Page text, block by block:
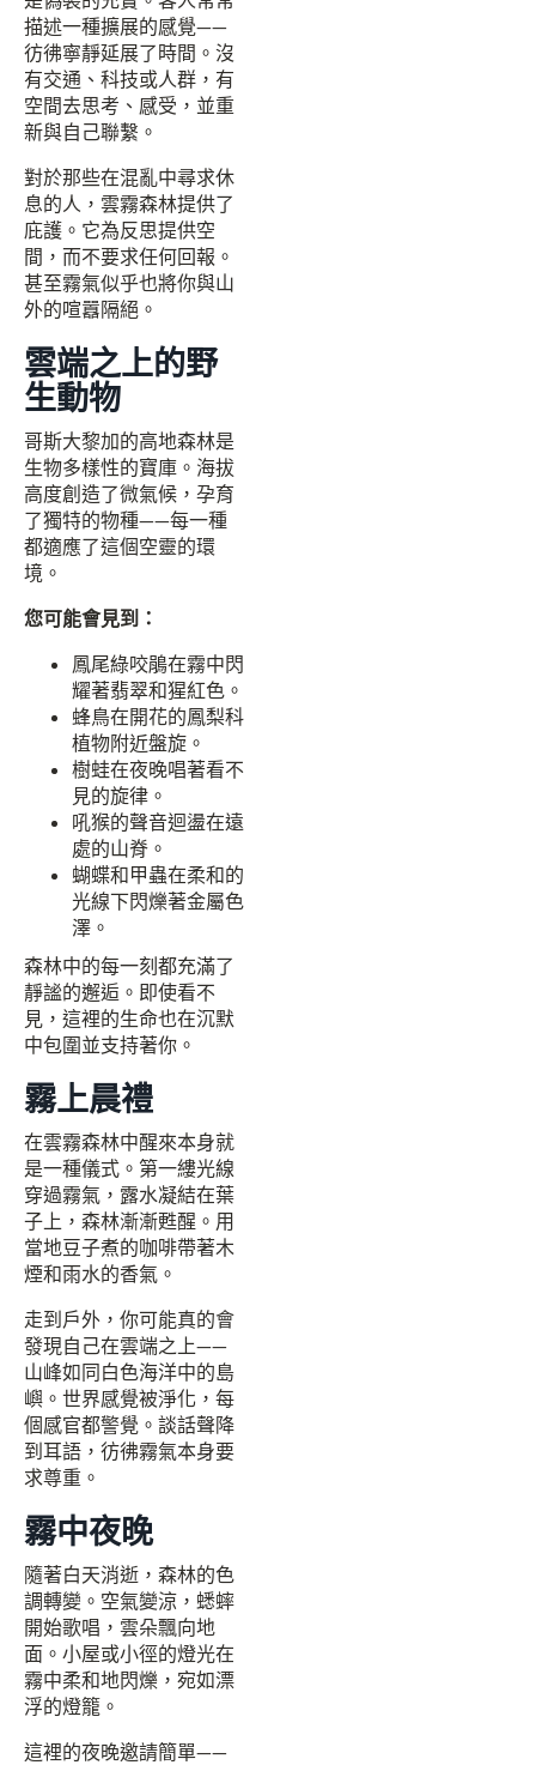
描述一種擴展的感覺——
彷彿寧靜延展了時間。沒
有交通、科技或人群，有
空間去思考、感受，並重
新與自己聯繫。
對於那些在混亂中尋求休
息的人，雲霧森林提供了
庇護。它為反思提供空
間，而不要求任何回報。
甚至霧氣似乎也將你與山
外的喧囂隔絕。
雲端之上的野
生動物
哥斯大黎加的高地森林是
生物多樣性的寶庫。海拔
高度創造了微氣候，孕育
了獨特的物種——每一種
都適應了這個空靈的環
境。
您可能會見到：
鳳尾綠咬鵑在霧中閃
耀著翡翠和猩紅色。
蜂鳥在開花的鳳梨科
植物附近盤旋。
樹蛙在夜晚唱著看不
見的旋律。
吼猴的聲音迴盪在遠
處的山脊。
蝴蝶和甲蟲在柔和的
光線下閃爍著金屬色
澤。
森林中的每一刻都充滿了
靜謐的邂逅。即使看不
見，這裡的生命也在沉默
中包圍並支持著你。
霧上晨禮
在雲霧森林中醒來本身就
是一種儀式。第一縷光線
穿過霧氣，露水凝結在葉
子上，森林漸漸甦醒。用
當地豆子煮的咖啡帶著木
煙和雨水的香氣。
走到戶外，你可能真的會
發現自己在雲端之上——
山峰如同白色海洋中的島
嶼。世界感覺被淨化，每
個感官都警覺。談話聲降
到耳語，彷彿霧氣本身要
求尊重。
霧中夜晚
隨著白天消逝，森林的色
調轉變。空氣變涼，蟋蟀
開始歌唱，雲朵飄向地
面。小屋或小徑的燈光在
霧中柔和地閃爍，宛如漂
浮的燈籠。
這裡的夜晚邀請簡單——